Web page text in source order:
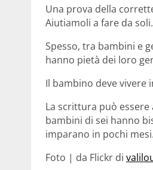
Una prova della
Aiutiamoli a fare da soli.
Spesso, tra bambini e
hanno pietà dei loro
Il bambino deve vivere
La scrittura può
bambini di sei hanno
imparano in pochi mesi.
Foto | da Flickr di